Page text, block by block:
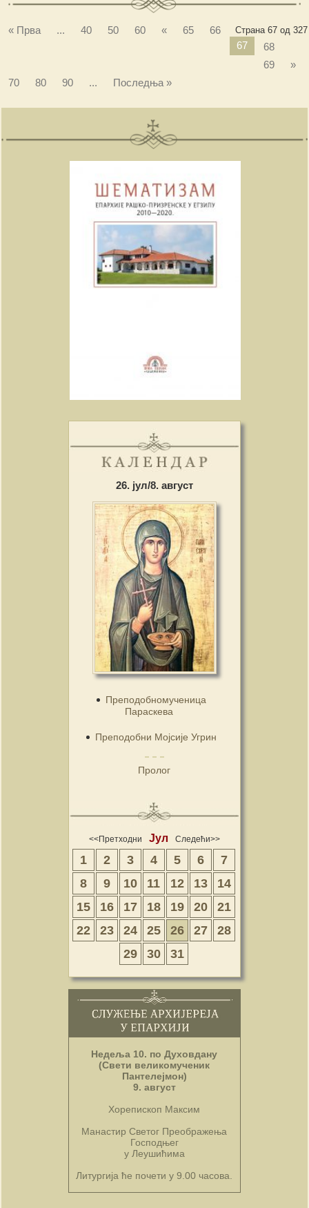
Страна 67 од 327
« Прва ... 40 50 60 « 65
66
67
68
69
»
70
80 90 ... Последња »
26. јул/8. август
Преподобномученица
Параскева
Преподобни Мојсије Угрин
Пролог
<<Претходни Јул Следећи>>
1 2 3 4 5 6
7
8
9 10 11 12 13
14
15
16 17 18 19 20
21
22
23 24 25 26 27
28
29
30 31
Недеља 10. по Духовдану
(Свети великомученик
Пантелејмон)
9. август
Хорепископ Максим
Манастир Светог Преображења
Господњег
у Леушићима
Литургија ће почети у 9.00 часова.